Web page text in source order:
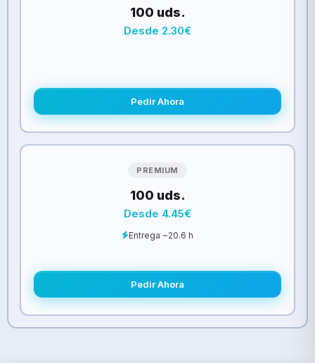
100 uds.
Desde 2.30€
Pedir Ahora
PREMIUM
100 uds.
Desde 4.45€
Entrega ~20.6 h
Pedir Ahora